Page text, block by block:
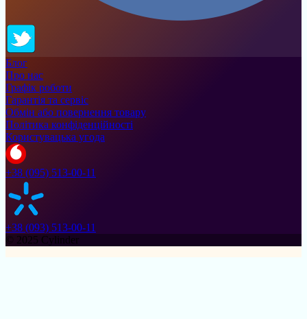
Блог
Про нас
Графік роботи
Гарантія та сервіс
Обмін або повернення товару
Політика конфіденційності
Користувацька угода
+38 (095) 513-00-11
+38 (093) 513-00-11
© 2025 Cylinder